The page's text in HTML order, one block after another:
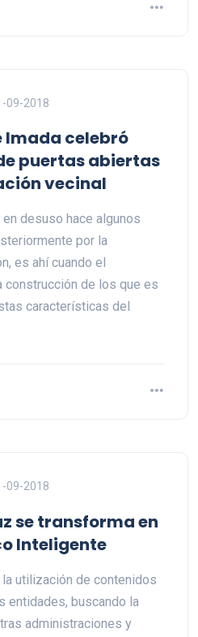
09-2018
Imada celebró
puertas abiertas
vecinal
desuso hace algunos
por la
es ahí cuando el
construcción de los que es
características del
09-2018
se transforma en
Inteligente
utilización de contenidos
entidades, buscando la
administraciones y